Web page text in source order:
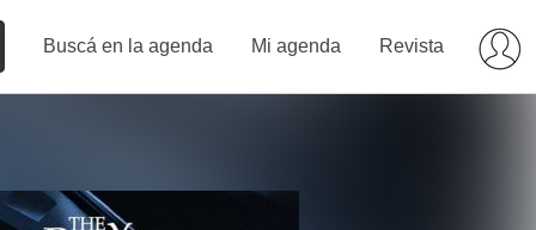
Buscá en la agenda Mi agenda Revista